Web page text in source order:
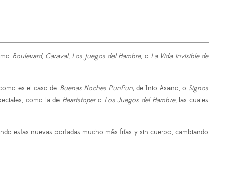
Boulevard, Caraval, Los juegos del Hambre, o La Vida invisible de
es el caso de Buenas Noches PunPun,de Inio Asano, o Signos
como la de Heartstopero Los Juegos del Hambre, las cuales
estas nuevas portadas mucho más frías y sin cuerpo, cambiando